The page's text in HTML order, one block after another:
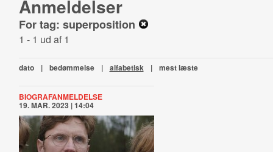
Anmeldelser
For tag: superposition
1 - 1 ud af 1
dato | bedømmelse | alfabetisk | mest læste
BIOGRAFANMELDELSE
19. MAR. 2023 | 14:04